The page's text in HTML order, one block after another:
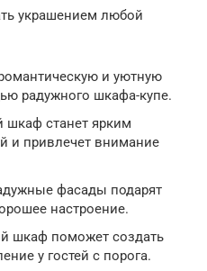
украшением любой
и уютную
радужного шкафа-купе.
шкаф станет ярким
и привлечет внимание
фасады подарят
настроение.
шкаф поможет создать
у гостей с порога.